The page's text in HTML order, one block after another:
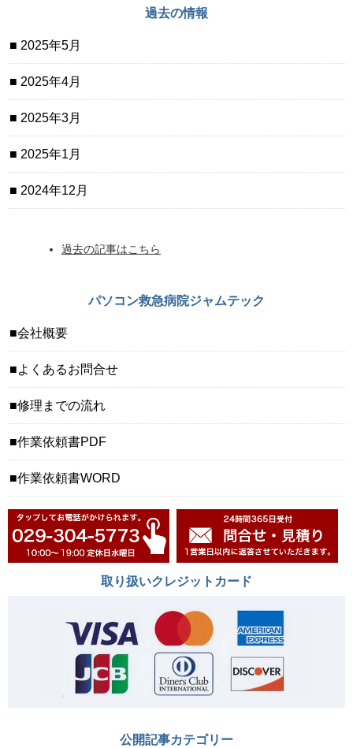
過去の情報
2025年5月
2025年4月
2025年3月
2025年1月
2024年12月
過去の記事はこちら
パソコン救急病院ジャムテック
会社概要
よくあるお問合せ
修理までの流れ
作業依頼書PDF
作業依頼書WORD
取り扱いクレジットカード
公開記事カテゴリー